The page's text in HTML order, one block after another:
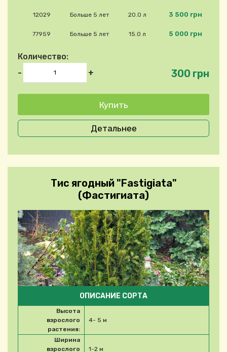
12029 Больше 5 лет 20.0 л 3 500 грн
77959 Больше 5 лет 15.0 л 5 000 грн
Количество:
-
+ 300 грн
Детальнее
Тис ягодный "Fastigiata"
(Фастигиата)
ОПИСАНИЕ СОРТА
Высота
взрослого
растения:
4- 5 м
Ширина
взрослого
1-2 м